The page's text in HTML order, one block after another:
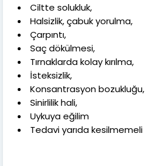
Ciltte solukluk,
Halsizlik, çabuk yorulma,
Çarpıntı,
Saç dökülmesi,
Tırnaklarda kolay kırılma,
İsteksizlik,
Konsantrasyon bozukluğu,
Sinirlilik hali,
Uykuya eğilim
Tedavi yarıda kesilmemeli